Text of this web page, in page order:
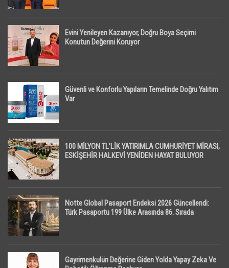
Evini Yenileyen Kazanıyor, Doğru Boya Seçimi
Konutun Değerini Koruyor
Güvenli ve Konforlu Yapıların Temelinde Doğru Yalıtım
Var
100 MİLYON TL’LİK YATIRIMLA CUMHURİYET MİRASI,
ESKİŞEHİR HALKEVİ YENİDEN HAYAT BULUYOR
Notte Global Pasaport Endeksi 2026 Güncellendi:
Türk Pasaportu 199 Ülke Arasında 86. Sırada
Gayrimenkulün Değerine Giden Yolda Yapay Zeka Ve